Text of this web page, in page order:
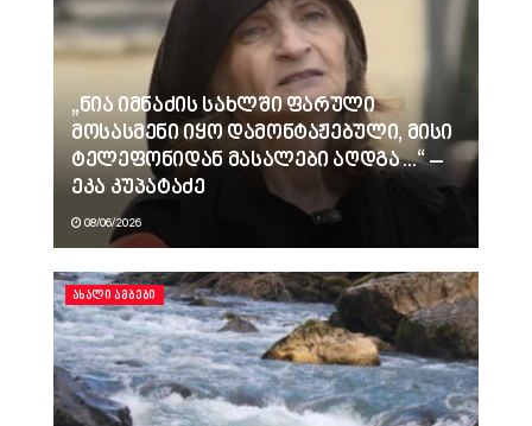
„ნია იმნაძის სახლში ფარული
მოსასმენი იყო დამონტაჟებული, მისი
ტელეფონიდან მასალები აღდგა…“ –
ეკა კუპატაძე
08/06/2026
ᲐᲮᲐᲚᲘ ᲐᲛᲑᲔᲑᲘ